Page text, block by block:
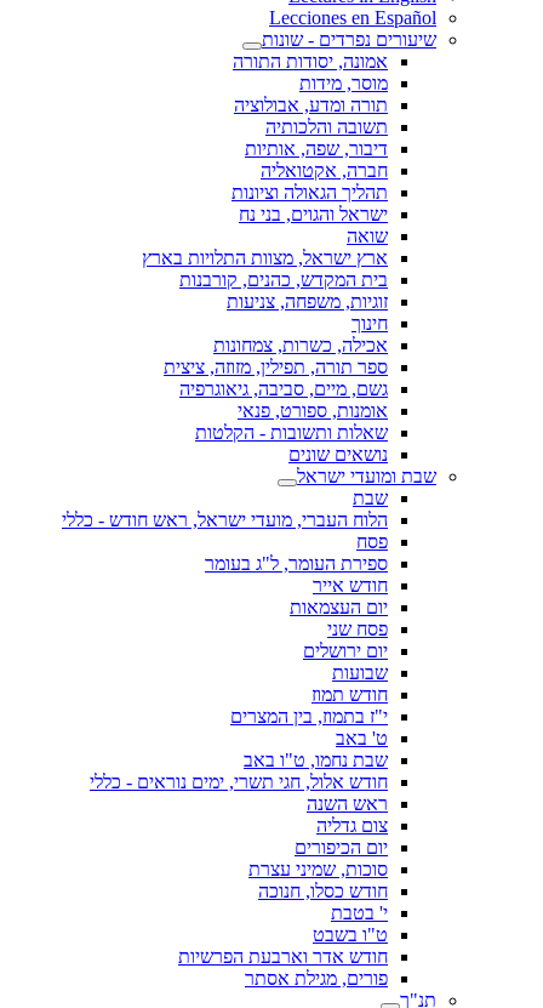
Lecciones en Español
שיעורים נפרדים - שונות
אמונה, יסודות התורה
מוסר, מידות
תורה ומדע, אבולוציה
תשובה והלכותיה
דיבור, שפה, אותיות
חברה, אקטואליה
תהליך הגאולה וציונות
ישראל והגוים, בני נח
שואה
ארץ ישראל, מצוות התלויות בארץ
בית המקדש, כהנים, קורבנות
זוגיות, משפחה, צניעות
חינוך
אכילה, כשרות, צמחונות
ספר תורה, תפילין, מזוזה, ציצית
גשם, מיים, סביבה, גיאוגרפיה
אומנות, ספורט, פנאי
שאלות ותשובות - הקלטות
נושאים שונים
שבת ומועדי ישראל
שבת
הלוח העברי, מועדי ישראל, ראש חודש - כללי
פסח
ספירת העומר, ל"ג בעומר
חודש אייר
יום העצמאות
פסח שני
יום ירושלים
שבועות
חודש תמוז
י"ז בתמוז, בין המצרים
ט' באב
שבת נחמו, ט"ו באב
חודש אלול, חגי תשרי, ימים נוראים - כללי
ראש השנה
צום גדליה
יום הכיפורים
סוכות, שמיני עצרת
חודש כסלו, חנוכה
י' בטבת
ט"ו בשבט
חודש אדר וארבעת הפרשיות
פורים, מגילת אסתר
תנ"ך